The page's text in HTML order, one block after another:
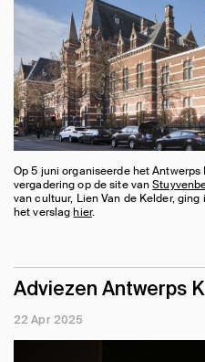
Op 5 juni organiseerde het
vergadering op de site van
van cultuur, Lien Van de Kelder,
het verslaghier.
Adviezen Antwerps
22 Apr 2025